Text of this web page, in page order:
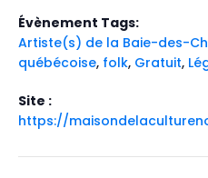
Évènement Tags:
Artiste(s) de la Baie-des-
québécoise, folk, Gratuit,
Site :
https://